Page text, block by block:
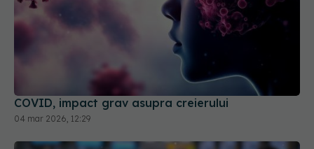
COVID, impact grav asupra creierului
04 mar 2026, 12:29